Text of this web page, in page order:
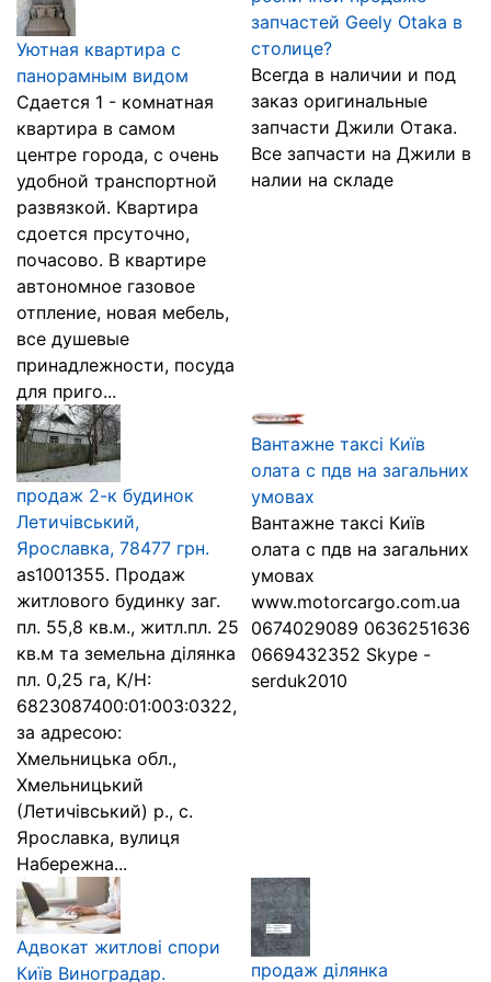
Уютная квартира с
панорамным видом
Сдается 1 - комнатная
квартира в самом
центре города, с очень
удобной транспортной
развязкой. Квартира
сдоется прсуточно,
почасово. В квартире
автономное газовое
отпление, новая мебель,
все душевые
принадлежности, посуда
для приго...
запчастей Geely Otaka в
столице?
Всегда в наличии и под
заказ оригинальные
запчасти Джили Отака.
Все запчасти на Джили в
налии на складе
продаж 2-к будинок
Летичівський,
Ярославка, 78477 грн.
as1001355. Продаж
житлового будинку заг.
пл. 55,8 кв.м., житл.пл. 25
кв.м та земельна ділянка
пл. 0,25 га, К/Н:
6823087400:01:003:0322,
за адресою:
Хмельницька обл.,
Хмельницький
(Летичівський) р., с.
Ярославка, вулиця
Набережна...
Вантажне таксі Київ
олата с пдв на загальних
умовах
Вантажне таксі Київ
олата с пдв на загальних
умовах
www.motorcargo.com.ua
0674029089 0636251636
0669432352 Skype -
serduk2010
Адвокат житлові спори
Київ Виноградар.
продаж ділянка